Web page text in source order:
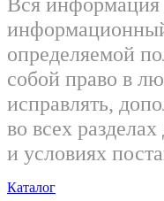
определяемой
собой право в
исправлять,
во всех
и условиях
Каталог